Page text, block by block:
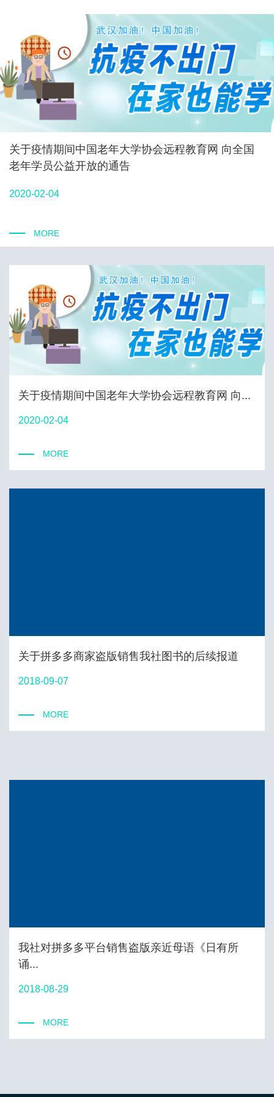
关于疫情期间中国老年大学协会远程教育网 向全国
老年学员公益开放的通告
2020-02-04
MORE
关于疫情期间中国老年大学协会远程教育网 向...
2020-02-04
MORE
关于拼多多商家盗版销售我社图书的后续报道
2018-09-07
MORE
我社对拼多多平台销售盗版亲近母语《日有所
诵...
2018-08-29
MORE